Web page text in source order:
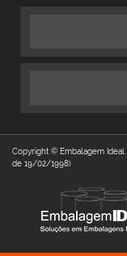
Copyright © Embalagem
de 19/02/1998)